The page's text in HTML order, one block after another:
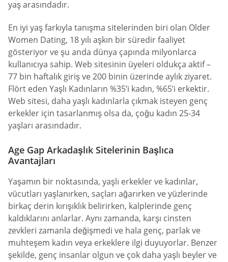
yaş arasındadır.
En iyi yaş farkıyla tanışma sitelerinden biri olan Older
Women Dating, 18 yılı aşkın bir süredir faaliyet
gösteriyor ve şu anda dünya çapında milyonlarca
kullanıcıya sahip. Web sitesinin üyeleri oldukça aktif –
77 bin haftalık giriş ve 200 binin üzerinde aylık ziyaret.
Flört eden Yaşlı Kadınların %35’i kadın, %65’i erkektir.
Web sitesi, daha yaşlı kadınlarla çıkmak isteyen genç
erkekler için tasarlanmış olsa da, çoğu kadın 25-34
yaşları arasındadır.
Age Gap Arkadaşlık Sitelerinin Başlıca
Avantajları
Yaşamın bir noktasında, yaşlı erkekler ve kadınlar,
vücutları yaşlanırken, saçları ağarırken ve yüzlerinde
birkaç derin kırışıklık belirirken, kalplerinde genç
kaldıklarını anlarlar. Aynı zamanda, karşı cinsten
zevkleri zamanla değişmedi ve hala genç, parlak ve
muhteşem kadın veya erkeklere ilgi duyuyorlar. Benzer
şekilde, genç insanlar olgun ve çok daha yaşlı beyler ve